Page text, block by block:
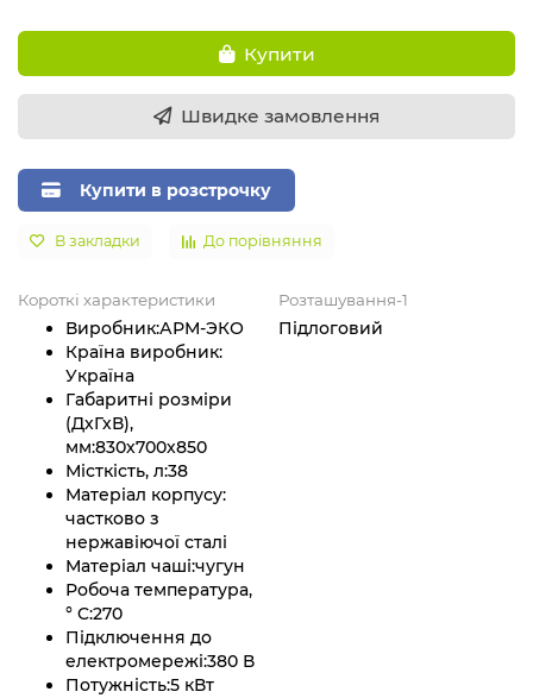
Купити
Швидке замовлення
Купити в розстрочку
В закладки До порівняння
Короткі характеристики
Виробник:АРМ-ЭКО
Країна виробник:
Україна
Габаритні розміри
(ДхГхВ),
мм:830х700х850
Місткість, л:38
Матеріал корпусу:
частково з
нержавіючої сталі
Матеріал чаші:чугун
Робоча температура,
° C:270
Підключення до
електромережі:380 В
Потужність:5 кВт
Розташування-1
Підлоговий